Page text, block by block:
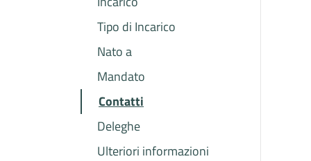
Tipo di Incarico
Nato a
Mandato
Contatti
Deleghe
Ulteriori informazioni